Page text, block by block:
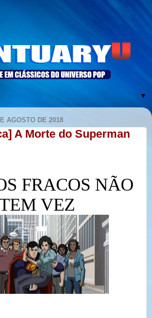
▼
AGOSTO DE 2018
A Morte do Superman
FRACOS NÃO
VEZ